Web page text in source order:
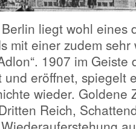
liegt wohl eines
mit einer zudem sehr
1907 im Geiste
eröffnet, spiegelt
wieder. Goldene
Reich,